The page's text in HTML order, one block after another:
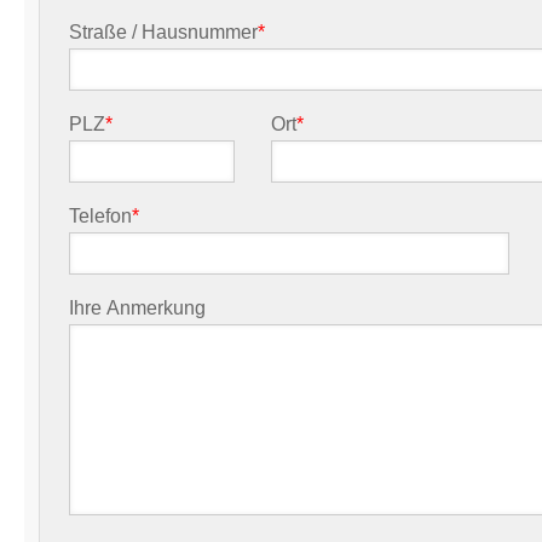
Straße / Hausnummer*
PLZ* Ort*
Telefon*
Ihre Anmerkung